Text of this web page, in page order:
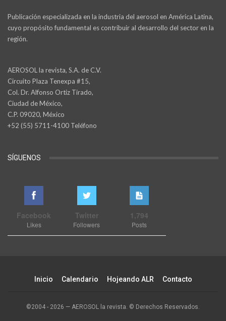
Publicación especializada en la industria del aerosol en América Latina,
cuyo propósito fundamental es contribuir al desarrollo del sector en la
región.
AEROSOL la revista, S.A. de C.V.
Circuito Plaza Tenexpa #15,
Col. Dr. Alfonso Ortiz Tirado,
Ciudad de México,
C.P. 09020, México
+52 (55) 5711-4100 Teléfono
SÍGUENOS
Facebook
Likes
Twitter
Followers
1,794
Posts
Inicio Calendario Hojeando ALR Contacto
©2004 - 2026 — AEROSOL la revista. © Derechos Reservados.